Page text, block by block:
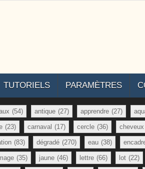
TUTORIELS PARAMÈTRES
(54) antique (27) apprendre (27)
(23) carnaval (17) cercle (36) cheveux
(83) dégradé (270) eau (38)
(35) jaune (46) lettre (66) lot (22)